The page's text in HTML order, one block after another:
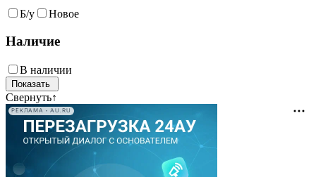
Б/у Новое
Наличие
В наличии
Свернуть↑
РЕКЛАМА • AU.RU